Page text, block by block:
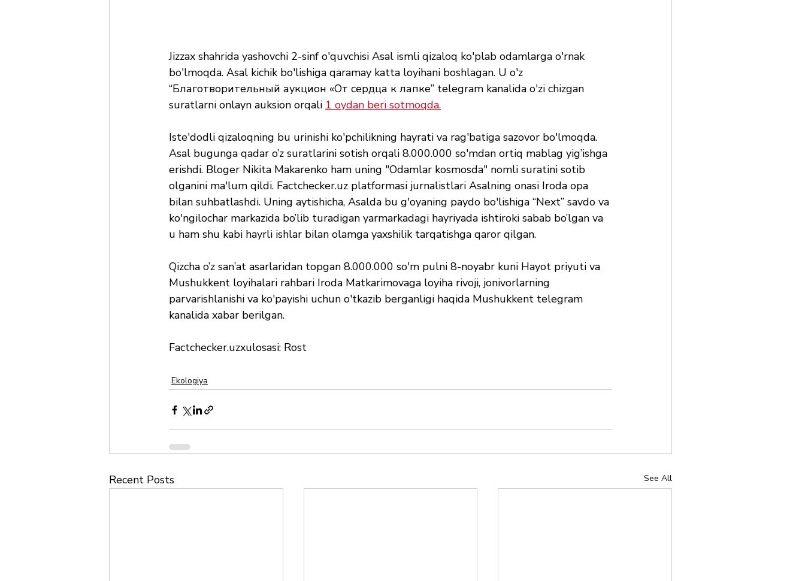
Jizzax shahrida yashovchi 2-sinf o'quvchisi Asal ismli qizaloq ko'plab odamlarga o'rnak
bo'lmoqda. Asal kichik bo'lishiga qaramay katta loyihani boshlagan. U o'z
“Благотворительный аукцион «От сердца к лапке” telegram kanalida o'zi chizgan
suratlarni onlayn auksion orqali 1 oydan beri sotmoqda.
Iste'dodli qizaloqning bu urinishi ko'pchilikning hayrati va rag'batiga sazovor bo'lmoqda.
Asal bugunga qadar o’z suratlarini sotish orqali 8.000.000 so'mdan ortiq mablag yig’ishga
erishdi. Bloger Nikita Makarenkо ham uning "Odamlar kosmosda" nomli suratini sotib
olganini ma'lum qildi. Factchecker.uz platformasi jurnalistlari Asalning onasi Iroda opa
bilan suhbatlashdi. Uning aytishicha, Asalda bu g'oyaning paydo bo'lishiga “Next” savdo va
ko'ngilochar markazida bo’lib turadigan yarmarkadagi hayriyada ishtiroki sabab bo’lgan va
u ham shu kabi hayrli ishlar bilan olamga yaxshilik tarqatishga qaror qilgan.
Qizcha o’z san’at asarlaridan topgan 8.000.000 so'm pulni 8-noyabr kuni Hayot priyuti va
Mushukkent loyihalari rahbari Iroda Matkarimovaga loyiha rivoji, jonivorlarning
parvarishlanishi va ko'payishi uchun o'tkazib berganligi haqida Mushukkent telegram
kanalida xabar berilgan.
Factchecker.uzxulosasi: Rost
Ekologiya
Recent Posts See All